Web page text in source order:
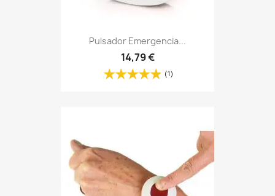
Pulsador Emergencia...
14,79 €
(1)